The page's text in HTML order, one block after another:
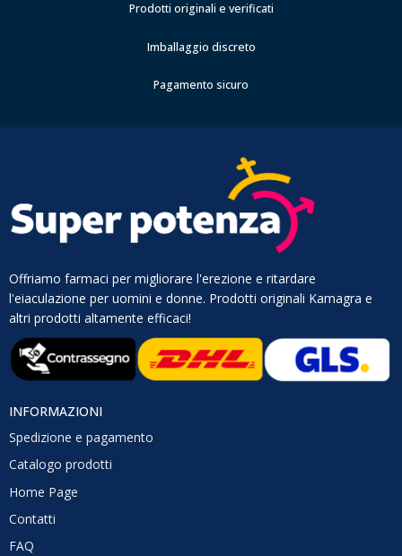
Prodotti originali e verificati
Imballaggio discreto
Pagamento sicuro
Offriamo farmaci per migliorare l'erezione e ritardare
l'eiaculazione per uomini e donne. Prodotti originali Kamagra e
altri prodotti altamente efficaci!
INFORMAZIONI
Spedizione e pagamento
Catalogo prodotti
Home Page
Contatti
FAQ